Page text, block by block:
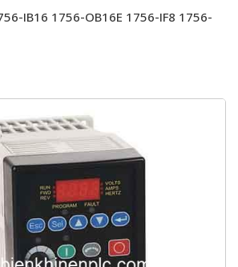
IB16 1756-OB16E 1756-IF8 1756-